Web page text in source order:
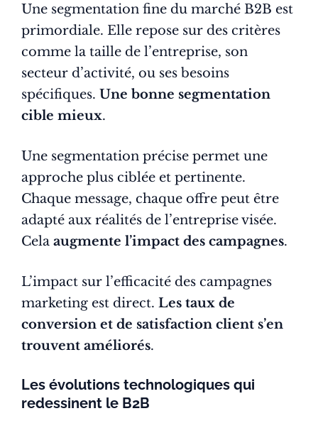
Une segmentation fine du marché B2B est
primordiale. Elle repose sur des critères
comme la taille de l’entreprise, son
secteur d’activité, ou ses besoins
spécifiques. Une bonne segmentation
cible mieux.
Une segmentation précise permet une
approche plus ciblée et pertinente.
Chaque message, chaque offre peut être
adapté aux réalités de l’entreprise visée.
Cela augmente l’impact des campagnes.
L’impact sur l’efficacité des campagnes
marketing est direct. Les taux de
conversion et de satisfaction client s’en
trouvent améliorés.
Les évolutions technologiques qui
redessinent le B2B